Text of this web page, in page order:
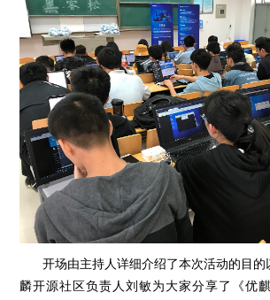
开场由主持人详细介绍了本次活动的目的
麟开源社区负责人刘敏为大家分享了《优